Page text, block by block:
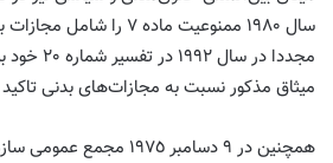
سال ١٩٨٠ ممنوعیت ماده ٧
میثاق مذکور نسبت به مجازات‌های بدنی
همچنین در ٩ دسامبر ١٩٧٥